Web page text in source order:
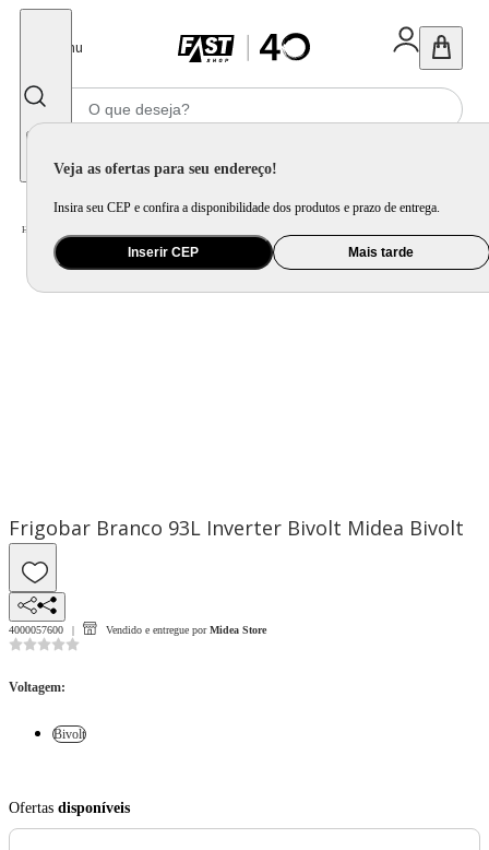
Menu
Veja as ofertas para seu endereço!
Insira seu CEP e confira a disponibilidade dos produtos e prazo de entrega.
Inserir CEP Mais tarde
Home
Frigobar Branco 93L Inverter Bivolt Midea Bivolt
4000057600 Vendido e entregue por Midea Store
Voltagem:
Bivolt
Ofertas disponíveis